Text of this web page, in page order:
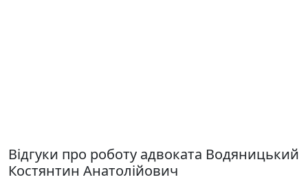
Відгуки про роботу адвоката Водяницький
Костянтин Анатолійович